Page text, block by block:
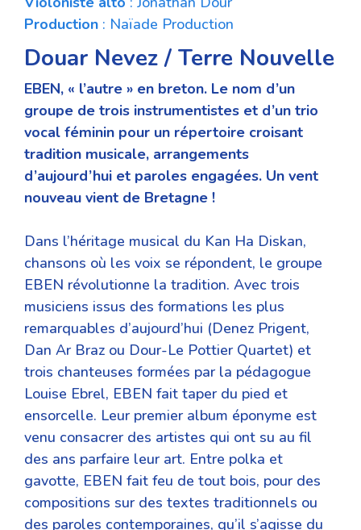
Production : Naïade Production
Douar Nevez / Terre Nouvelle
EBEN, « l’autre » en breton. Le nom d’un
groupe de trois instrumentistes et d’un trio
vocal féminin pour un répertoire croisant
tradition musicale, arrangements
d’aujourd’hui et paroles engagées. Un vent
nouveau vient de Bretagne !
Dans l’héritage musical du Kan Ha Diskan,
chansons où les voix se répondent, le groupe
EBEN révolutionne la tradition. Avec trois
musiciens issus des formations les plus
remarquables d’aujourd’hui (Denez Prigent,
Dan Ar Braz ou Dour-Le Pottier Quartet) et
trois chanteuses formées par la pédagogue
Louise Ebrel, EBEN fait taper du pied et
ensorcelle. Leur premier album éponyme est
venu consacrer des artistes qui ont su au fil
des ans parfaire leur art. Entre polka et
gavotte, EBEN fait feu de tout bois, pour des
compositions sur des textes traditionnels ou
des paroles contemporaines, qu’il s’agisse du